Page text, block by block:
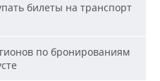
билеты на транспорт
по бронированиям